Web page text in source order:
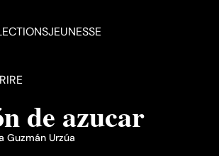
JEUNESSE
de azucar
Guzmán Urzúa